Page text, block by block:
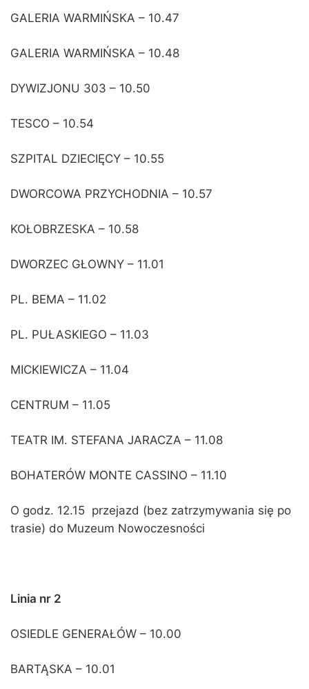
GALERIA WARMIŃSKA – 10.47
GALERIA WARMIŃSKA – 10.48
DYWIZJONU 303 – 10.50
TESCO – 10.54
SZPITAL DZIECIĘCY – 10.55
DWORCOWA PRZYCHODNIA – 10.57
KOŁOBRZESKA – 10.58
DWORZEC GŁOWNY – 11.01
PL. BEMA – 11.02
PL. PUŁASKIEGO – 11.03
MICKIEWICZA – 11.04
CENTRUM – 11.05
TEATR IM. STEFANA JARACZA – 11.08
BOHATERÓW MONTE CASSINO – 11.10
O godz. 12.15 przejazd (bez zatrzymywania się po
trasie) do Muzeum Nowoczesności
Linia nr 2
OSIEDLE GENERAŁÓW – 10.00
BARTĄSKA – 10.01